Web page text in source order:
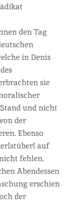
den Tag
in Denis
sie
und nicht
der
Ebenso
auf
fehlen.
Abendessen
erschien
der